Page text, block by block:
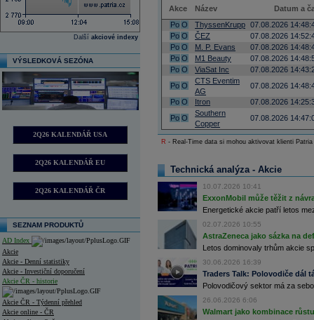
Další akciové indexy
VÝSLEDKOVÁ SEZÓNA
2Q26 KALENDÁŘ USA
2Q26 KALENDÁŘ EU
2Q26 KALENDÁŘ ČR
SEZNAM PRODUKTŮ
AD Index
Akcie
Akcie - Denní statistiky
Akcie - Investiční doporučení
Akcie ČR - historie
Akcie ČR - Týdenní přehled
Akcie online - ČR
Akce Název
Datum a
Po O ThyssenKrupp 07.08.2026
Po O ČEZ
07.08.2026
Po O M. P. Evans
07.08.2026
Po O M1 Beauty
07.08.2026
Po O ViaSat Inc
07.08.2026
Po O
CTS Eventim
AG
07.08.2026
Po O Itron
07.08.2026
Po O
Southern
Copper
07.08.2026
R - Real-Time data si mohou aktivovat klienti
Technická analýza - Akcie
10.07.2026 10:41
ExxonMobil může těžit z
Energetické akcie patří letos
02.07.2026 10:55
AstraZeneca jako sázka na
Letos dominovaly trhům akcie
30.06.2026 16:39
Traders Talk: Polovodiče dál
Polovodičový sektor má za
26.06.2026 6:06
Walmart jako kombinace